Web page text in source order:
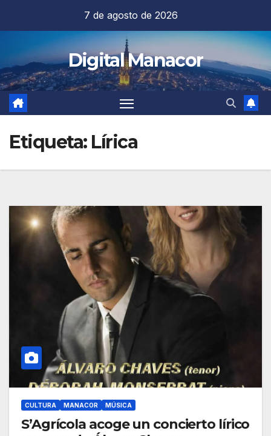
contenido
7 de agosto de 2026
Digital Manacor
Etiqueta: Lírica
CULTURA MANACOR MÚSICA
S’Agrícola acoge un concierto lírico